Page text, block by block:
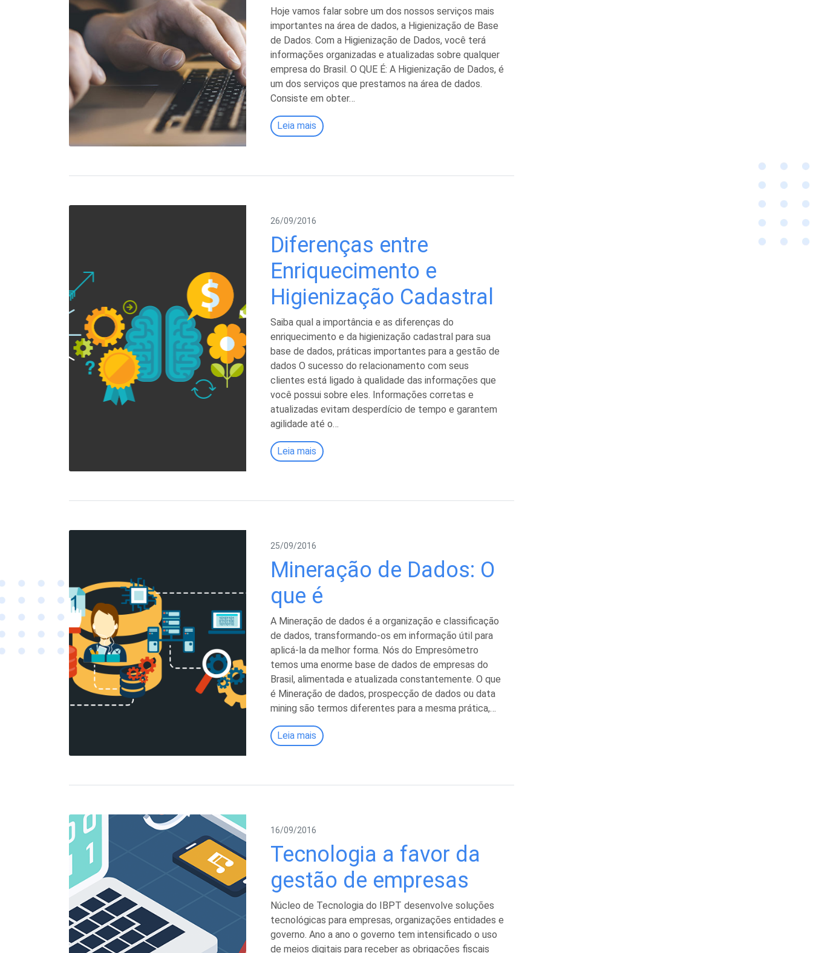
Hoje vamos falar sobre um dos nossos serviços mais
importantes na área de dados, a Higienização de Base
de Dados. Com a Higienização de Dados, você terá
informações organizadas e atualizadas sobre qualquer
empresa do Brasil. O QUE É: A Higienização de Dados, é
um dos serviços que prestamos na área de dados.
Consiste em obter…
Leia mais
26/09/2016
Diferenças entre
Enriquecimento e
Higienização Cadastral
Saiba qual a importância e as diferenças do
enriquecimento e da higienização cadastral para sua
base de dados, práticas importantes para a gestão de
dados O sucesso do relacionamento com seus
clientes está ligado à qualidade das informações que
você possui sobre eles. Informações corretas e
atualizadas evitam desperdício de tempo e garantem
agilidade até o…
Leia mais
25/09/2016
Mineração de Dados: O
que é
A Mineração de dados é a organização e classificação
de dados, transformando-os em informação útil para
aplicá-la da melhor forma. Nós do Empresômetro
temos uma enorme base de dados de empresas do
Brasil, alimentada e atualizada constantemente. O que
é Mineração de dados, prospecção de dados ou data
mining são termos diferentes para a mesma prática,…
Leia mais
16/09/2016
Tecnologia a favor da
gestão de empresas
Núcleo de Tecnologia do IBPT desenvolve soluções
tecnológicas para empresas, organizações entidades e
governo. Ano a ano o governo tem intensificado o uso
de meios digitais para receber as obrigações fiscais